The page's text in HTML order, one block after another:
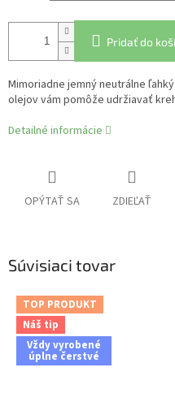
Pridať do
Mimoriadne jemný neutrálne
olejov vám pomôže udržiavať
Detailné informácie
OPÝTAŤ SA ZDIEĽAŤ
Súvisiaci tovar
TOP PRODUKT
Náš tip
Vždy vyrobené
úplne čerstvé